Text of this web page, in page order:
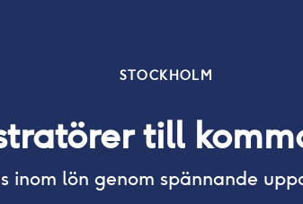
STOCKHOLM
till
inom lön genom spännande